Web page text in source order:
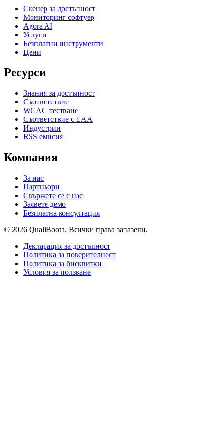
Скенер за достъпност
Мониторинг софтуер
Agora AI
Услуги
Безплатни инструменти
Цени
Ресурси
Знания за достъпност
Съответствие
WCAG тестване
Съответствие с EAA
Индустрии
RSS емисия
Компания
За нас
Партньори
Свържете се с нас
Заявете демо
Безплатна консултация
© 2026 QualiBooth. Всички права запазени.
Декларация за достъпност
Политика за поверителност
Политика за бисквитки
Условия за ползване